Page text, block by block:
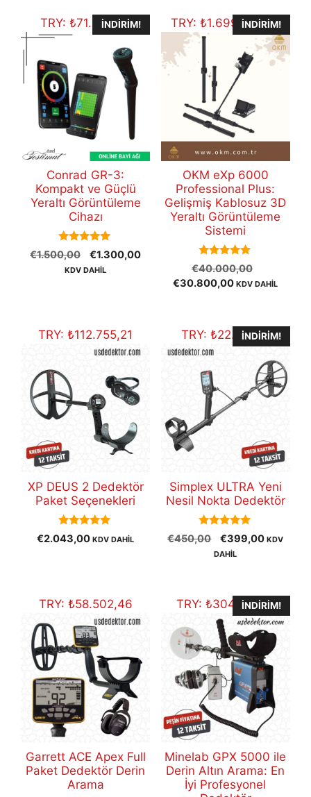
TRY: ₺71.748,30
İNDIRIM!
Conrad GR-3:
Kompakt ve Güçlü
Yeraltı Görüntüleme
Cihazı
5.00
out of 5
€1.500,00
Orijinal
fiyat:
€1.300,00Şu
KDV DAHİL
TRY: ₺1.699.882,80
İNDIRIM!
OKM eXp 6000
Professional Plus:
Gelişmiş Kablosuz 3D
Yeraltı Görüntüleme
Sistemi
5.00
out of 5
€40.000,00
fiyat:
€30.800,00Şu
€30.800,00.
KDV DAHİL
TRY:₺112.755,21
XP DEUS 2 Dedektör
Paket Seçenekleri
5.00
out of 5
€2.043,00 KDV DAHİL
TRY: ₺22.021,21
İNDIRIM!
Simplex ULTRA Yeni
Nesil Nokta Dedektör
5.00
out of 5
€450,00
Orijinal
fiyat:
€399,00Şu
KDV
DAHİL
TRY: ₺58.502,46
Garrett ACE Apex Full
Paket Dedektör Derin
Arama
TRY:₺304.102,41
İNDIRIM!
Minelab GPX 5000 ile
Derin Altın Arama: En
İyi Profesyonel